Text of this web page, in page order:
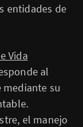
entidades de
Vida
al
mediante su
el manejo